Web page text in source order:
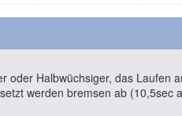
Halbwüchsiger, das Laufen
werden bremsen ab (10,5sec